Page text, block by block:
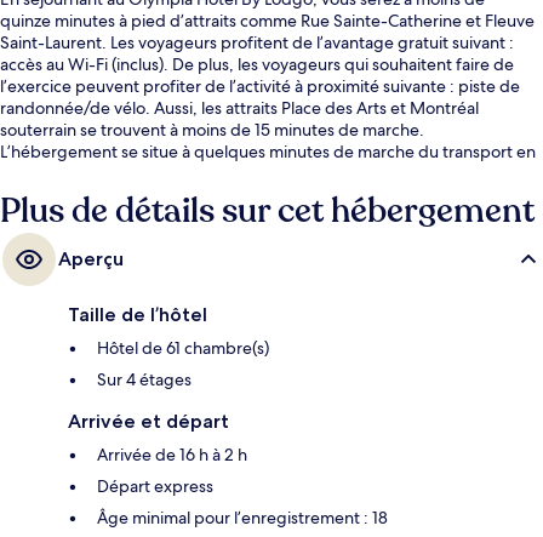
quinze minutes à pied d’attraits comme Rue Sainte-Catherine et Fleuve
Saint-Laurent. Les voyageurs profitent de l’avantage gratuit suivant :
accès au Wi-Fi (inclus). De plus, les voyageurs qui souhaitent faire de
l’exercice peuvent profiter de l’activité à proximité suivante : piste de
randonnée/de vélo. Aussi, les attraits Place des Arts et Montréal
souterrain se trouvent à moins de 15 minutes de marche.
L’hébergement se situe à quelques minutes de marche du transport en
Station de métro Beaudry est à 5 minutes.
Plus de détails sur cet hébergement
Aperçu
Taille de l’hôtel
Hôtel de 61 chambre(s)
Sur 4 étages
Arrivée et départ
Arrivée de 16 h à 2 h
Départ express
Âge minimal pour l’enregistrement : 18